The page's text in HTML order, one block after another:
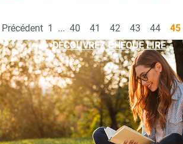
Précédent 1 ... 40 41 42 43 44 45
DÉCOUVREZ CHÈQUE LIRE